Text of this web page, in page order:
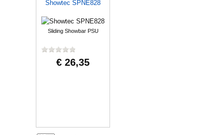
Showtec SPNE828
Sliding Showbar PSU
€ 26,35